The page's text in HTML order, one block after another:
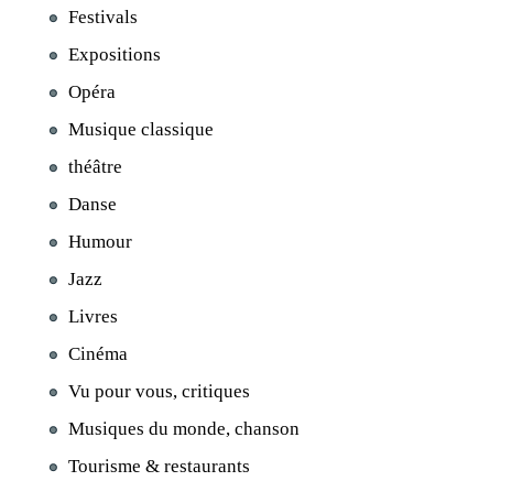
Festivals
Expositions
Opéra
Musique classique
théâtre
Danse
Humour
Jazz
Livres
Cinéma
Vu pour vous, critiques
Musiques du monde, chanson
Tourisme & restaurants